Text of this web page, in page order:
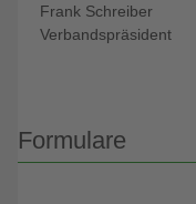
Frank Schreiber
Verbandspräsident
Formulare